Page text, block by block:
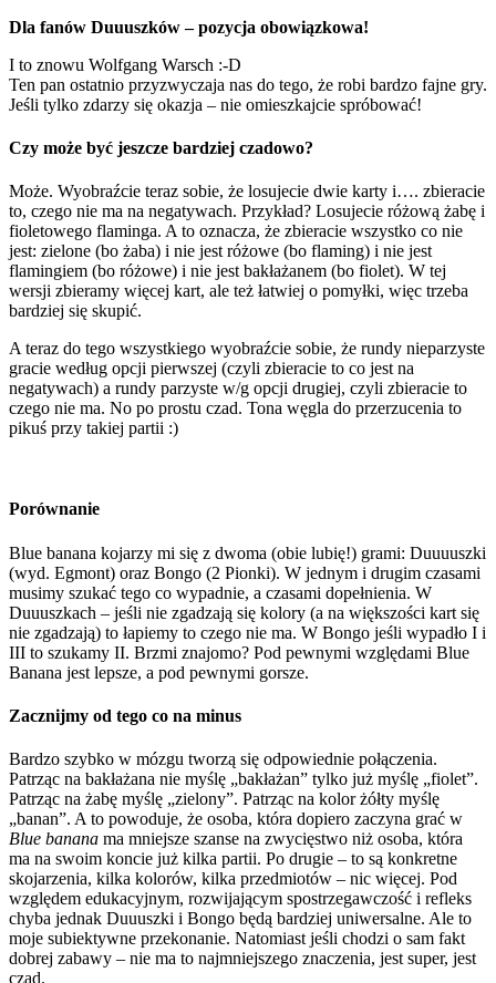
Dla fanów Duuuszków – pozycja obowiązkowa!
I to znowu Wolfgang Warsch :-D
Ten pan ostatnio przyzwyczaja nas do tego, że robi bardzo fajne gry.
Jeśli tylko zdarzy się okazja – nie omieszkajcie spróbować!
Czy może być jeszcze bardziej czadowo?
Może. Wyobraźcie teraz sobie, że losujecie dwie karty i…. zbieracie
to, czego nie ma na negatywach. Przykład? Losujecie różową żabę i
fioletowego flaminga. A to oznacza, że zbieracie wszystko co nie
jest: zielone (bo żaba) i nie jest różowe (bo flaming) i nie jest
flamingiem (bo różowe) i nie jest bakłażanem (bo fiolet). W tej
wersji zbieramy więcej kart, ale też łatwiej o pomyłki, więc trzeba
bardziej się skupić.
A teraz do tego wszystkiego wyobraźcie sobie, że rundy nieparzyste
gracie według opcji pierwszej (czyli zbieracie to co jest na
negatywach) a rundy parzyste w/g opcji drugiej, czyli zbieracie to
czego nie ma. No po prostu czad. Tona węgla do przerzucenia to
pikuś przy takiej partii :)
Porównanie
Blue banana kojarzy mi się z dwoma (obie lubię!) grami: Duuuuszki
(wyd. Egmont) oraz Bongo (2 Pionki). W jednym i drugim czasami
musimy szukać tego co wypadnie, a czasami dopełnienia. W
Duuuszkach – jeśli nie zgadzają się kolory (a na większości kart się
nie zgadzają) to łapiemy to czego nie ma. W Bongo jeśli wypadło I i
III to szukamy II. Brzmi znajomo? Pod pewnymi względami Blue
Banana jest lepsze, a pod pewnymi gorsze.
Zacznijmy od tego co na minus
Bardzo szybko w mózgu tworzą się odpowiednie połączenia.
Patrząc na bakłażana nie myślę „bakłażan” tylko już myślę „fiolet”.
Patrząc na żabę myślę „zielony”. Patrząc na kolor żółty myślę
„banan”. A to powoduje, że osoba, która dopiero zaczyna grać w
Blue banana ma mniejsze szanse na zwycięstwo niż osoba, która
ma na swoim koncie już kilka partii. Po drugie – to są konkretne
skojarzenia, kilka kolorów, kilka przedmiotów – nic więcej. Pod
względem edukacyjnym, rozwijającym spostrzegawczość i refleks
chyba jednak Duuuszki i Bongo będą bardziej uniwersalne. Ale to
moje subiektywne przekonanie. Natomiast jeśli chodzi o sam fakt
dobrej zabawy – nie ma to najmniejszego znaczenia, jest super, jest
czad.